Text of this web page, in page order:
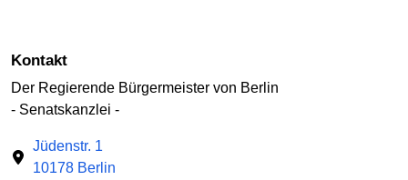
Kontakt
Der Regierende Bürgermeister von Berlin
- Senatskanzlei -
Jüdenstr. 1
10178 Berlin